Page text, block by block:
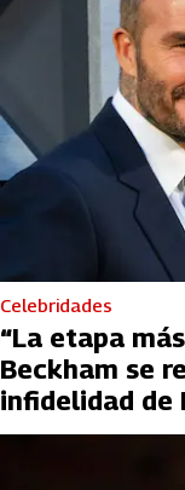
Celebridades
“La etapa
Beckham se
infidelidad de